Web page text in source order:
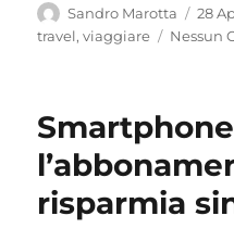
Autore
Sandro Marotta
il
28
travel,viaggiare Nessun
risparmia